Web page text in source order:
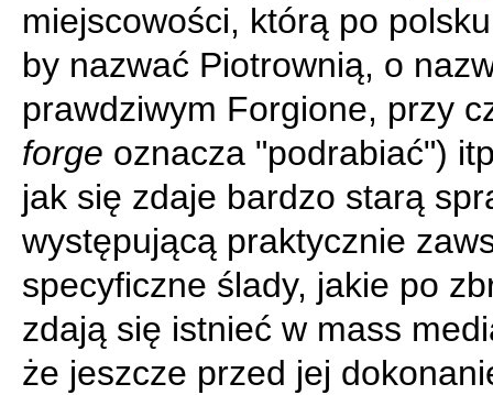
miejscowości, którą po
by nazwać Piotrownią, o
prawdziwym Forgione, przy
forge oznacza "podrabiać")
jak się zdaje bardzo starą
występującą praktycznie
specyficzne ślady, jakie po
zdają się istnieć w mass
że jeszcze przed jej